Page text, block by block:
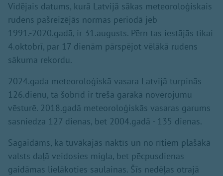
Vidējais datums, kurā Latvijā sākas meteoroloģiskais
rudens pašreizējās normas periodā jeb
1991.-2020.gadā, ir 31.augusts. Pērn tas iestājās tikai
4.oktobrī, par 17 dienām pārspējot vēlākā rudens
sākuma rekordu.
2024.gada meteoroloģiskā vasara Latvijā turpinās
126.dienu, tā šobrīd ir trešā garākā novērojumu
vēsturē. 2018.gadā meteoroloģiskās vasaras garums
sasniedza 127 dienas, bet 2004.gadā - 135 dienas.
Sagaidāms, ka tuvākajās naktīs un no rītiem plašākā
valsts daļā veidosies migla, bet pēcpusdienas
gaidāmas lielākoties saulainas. Šīs nedēļas otrajā